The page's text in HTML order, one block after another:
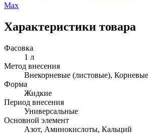
Max
Характеристики товара
Фасовка
1 л
Метод внесения
Внекорневые (листовые),
Форма
Жидкие
Период внесения
Универсальные
Основной элемент
Азот, Аминокислоты, Кальций